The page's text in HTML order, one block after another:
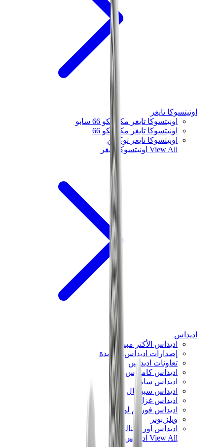
اونيتسوكا تايغر
اونيتسوكا تايغر مكسيكو 66 سابو
اونيتسوكا تايغر مكسيكو 66
اونيتسوكا تايغر توكوتن
View All اونيتسوكا تايغر
اديداس
اديداس الأكثر مبيعاً
إصدارات اديداس الجديدة
تعاونات اديداس
اديداس كامبوس
اديداس سامبا
اديداس سبيزيال
اديداس غزال
اديداس فوروم لو
ويلز بونر
اديداس اوريجينالز
View All اديداس